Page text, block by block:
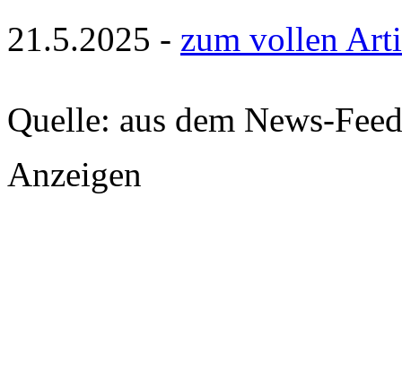
21.5.2025 - zum vollen
Quelle: aus dem News-
Anzeigen